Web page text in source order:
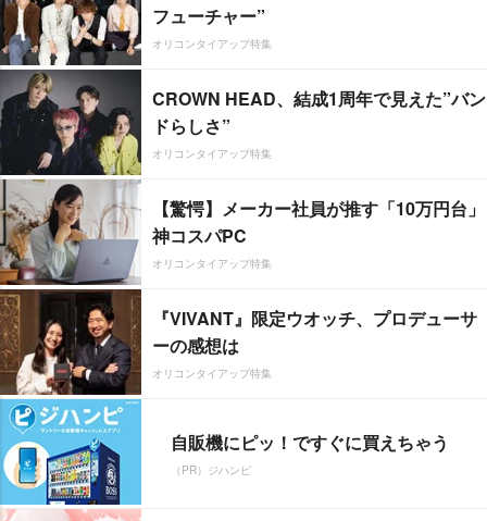
フューチャー”
オリコンタイアップ特集
CROWN HEAD、結成1周年で見えた”バン
ドらしさ”
オリコンタイアップ特集
【驚愕】メーカー社員が推す「10万円台」
神コスパPC
オリコンタイアップ特集
『VIVANT』限定ウオッチ、プロデューサ
ーの感想は
オリコンタイアップ特集
自販機にピッ！ですぐに買えちゃう
（PR）ジハンピ